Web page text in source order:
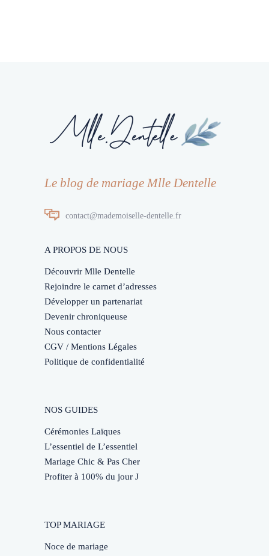
Le blog de mariage Mlle Dentelle
contact@mademoiselle-dentelle.fr
A PROPOS DE NOUS
Découvrir Mlle Dentelle
Rejoindre le carnet d’adresses
Développer un partenariat
Devenir chroniqueuse
Nous contacter
CGV / Mentions Légales
Politique de confidentialité
NOS GUIDES
Cérémonies Laïques
L’essentiel de L’essentiel
Mariage Chic & Pas Cher
Profiter à 100% du jour J
TOP MARIAGE
Noce de mariage